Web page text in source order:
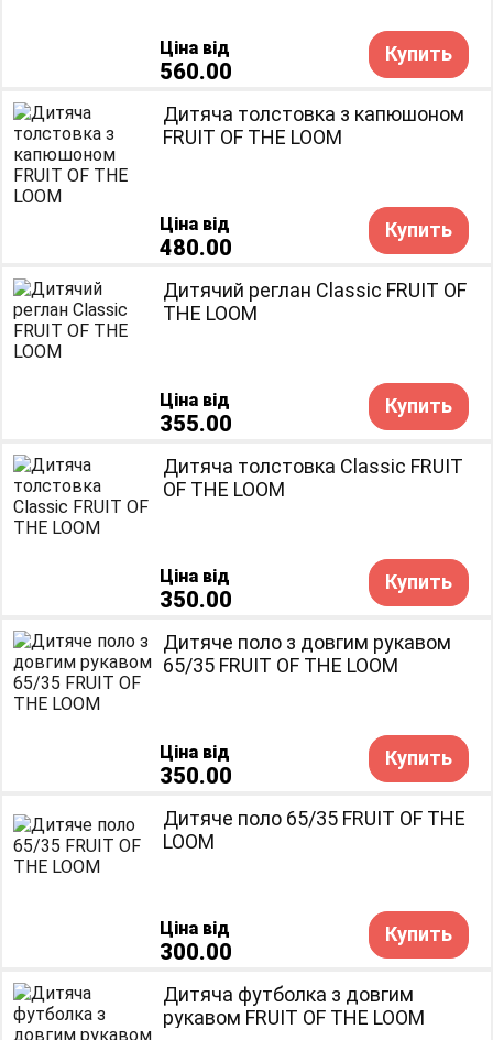
Ціна від
560.00
Купить
Дитяча толстовка з капюшоном
FRUIT OF THE LOOM
Ціна від
480.00
Купить
Дитячий реглан Classic FRUIT OF
THE LOOM
Ціна від
355.00
Купить
Дитяча толстовка Classic FRUIT
OF THE LOOM
Ціна від
350.00
Купить
Дитяче поло з довгим рукавом
65/35 FRUIT OF THE LOOM
Ціна від
350.00
Купить
Дитяче поло 65/35 FRUIT OF THE
LOOM
Ціна від
300.00
Купить
Дитяча футболка з довгим
рукавом FRUIT OF THE LOOM